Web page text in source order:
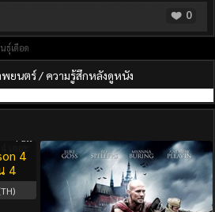
0
ธุ์เดือด
ยนตร์ / ความรู้สึกหลังดูหนัง
4
4